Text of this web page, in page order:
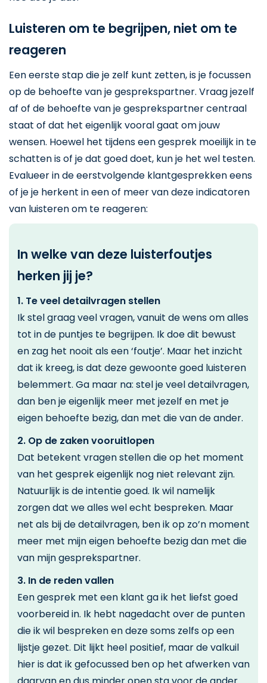
Luisteren om te begrijpen, niet om te
reageren
Een eerste stap die je zelf kunt zetten, is je focussen
op de behoefte van je gesprekspartner. Vraag jezelf
af of de behoefte van je gesprekspartner centraal
staat of dat het eigenlijk vooral gaat om jouw
wensen. Hoewel het tijdens een gesprek moeilijk in te
schatten is of je dat goed doet, kun je het wel testen.
Evalueer in de eerstvolgende klantgesprekken eens
of je je herkent in een of meer van deze indicatoren
van luisteren om te reageren:
In welke van deze luisterfoutjes
herken jij je?
1. Te veel detailvragen stellen
Ik stel graag veel vragen, vanuit de wens om alles
tot in de puntjes te begrijpen. Ik doe dit bewust
en zag het nooit als een ‘foutje’. Maar het inzicht
dat ik kreeg, is dat deze gewoonte goed luisteren
belemmert. Ga maar na: stel je veel detailvragen,
dan ben je eigenlijk meer met jezelf en met je
eigen behoefte bezig, dan met die van de ander.
2. Op de zaken vooruitlopen
Dat betekent vragen stellen die op het moment
van het gesprek eigenlijk nog niet relevant zijn.
Natuurlijk is de intentie goed. Ik wil namelijk
zorgen dat we alles wel echt bespreken. Maar
net als bij de detailvragen, ben ik op zo’n moment
meer met mijn eigen behoefte bezig dan met die
van mijn gesprekspartner.
3. In de reden vallen
Een gesprek met een klant ga ik het liefst goed
voorbereid in. Ik hebt nagedacht over de punten
die ik wil bespreken en deze soms zelfs op een
lijstje gezet. Dit lijkt heel positief, maar de valkuil
hier is dat ik gefocussed ben op het afwerken van